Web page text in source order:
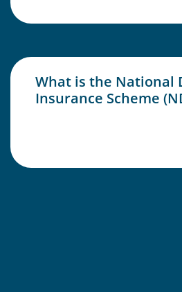
What is the National
Insurance Scheme